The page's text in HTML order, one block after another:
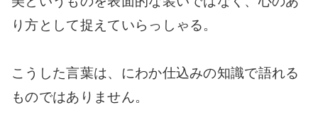
り方として捉えていらっしゃる。
こうした言葉は、にわか仕込みの知識で語れる
ものではありません。